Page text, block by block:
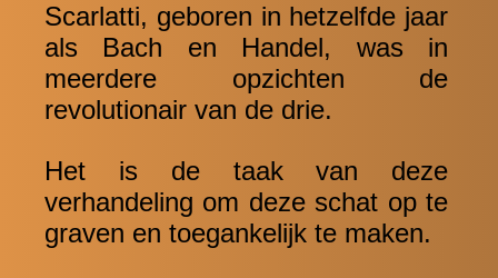
Scarlatti, geboren in hetzelfde jaar
als Bach en Handel, was in
meerdere opzichten de
revolutionair van de drie.
Het is de taak van deze
verhandeling om deze schat op te
graven en toegankelijk te maken.